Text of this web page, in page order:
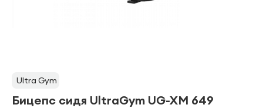
Ultra Gym
Бицепс сидя UltraGym UG-XM 649